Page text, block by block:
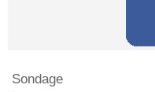
Sondage